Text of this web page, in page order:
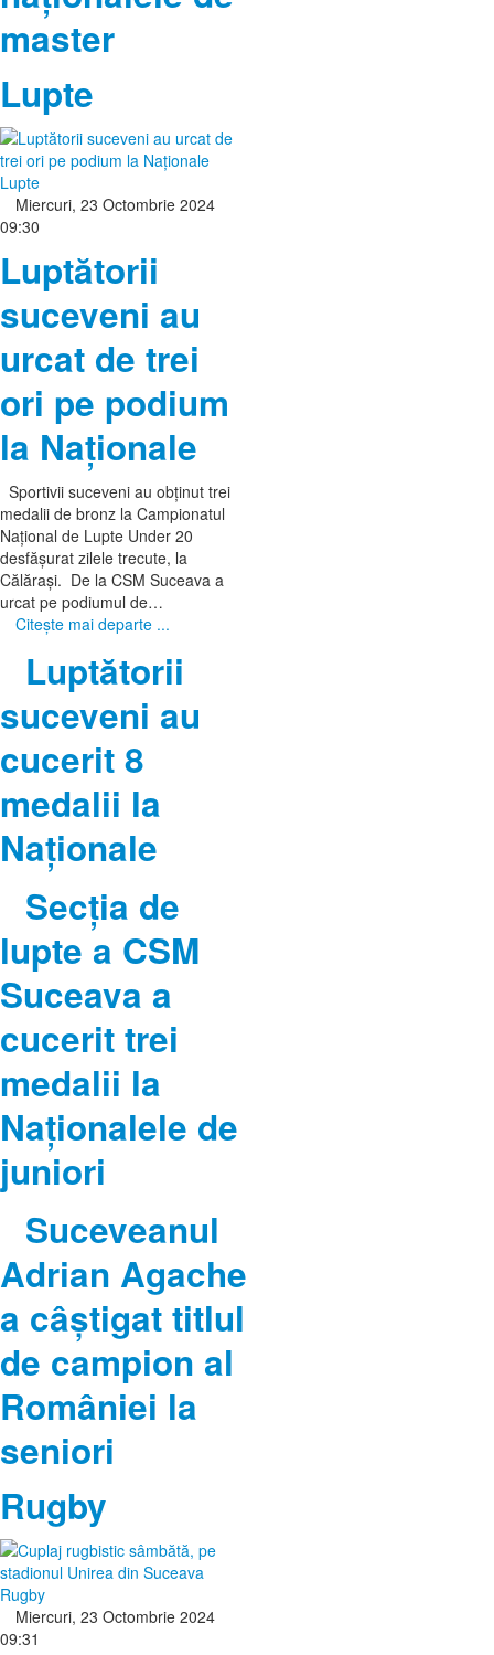
master
Lupte
Lupte
Miercuri, 23 Octombrie 2024
09:30
Luptătorii
suceveni au
urcat de trei
ori pe podium
la Naționale
Sportivii suceveni au obținut trei
medalii de bronz la Campionatul
Național de Lupte Under 20
desfășurat zilele trecute, la
Călărași. De la CSM Suceava a
urcat pe podiumul de…
Citeşte mai departe ...
Luptătorii
suceveni au
cucerit 8
medalii la
Naționale
Secția de
lupte a CSM
Suceava a
cucerit trei
medalii la
Naționalele de
juniori
Suceveanul
Adrian Agache
a câştigat titlul
de campion al
României la
seniori
Rugby
Rugby
Miercuri, 23 Octombrie 2024
09:31